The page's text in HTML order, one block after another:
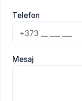
Telefon
Mesaj